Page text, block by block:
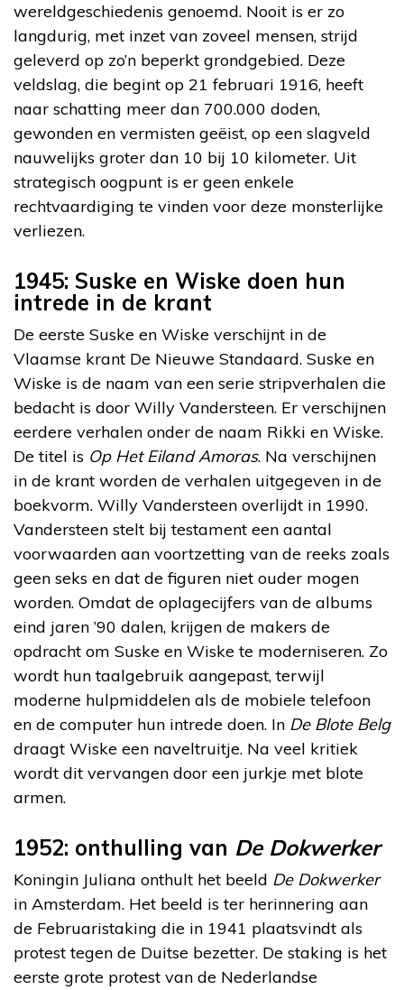
wereldgeschiedenis genoemd. Nooit is er zo
langdurig, met inzet van zoveel mensen, strijd
geleverd op zo’n beperkt grondgebied. Deze
veldslag, die begint op 21 februari 1916, heeft
naar schatting meer dan 700.000 doden,
gewonden en vermisten geëist, op een slagveld
nauwelijks groter dan 10 bij 10 kilometer. Uit
strategisch oogpunt is er geen enkele
rechtvaardiging te vinden voor deze monsterlijke
verliezen.
1945: Suske en Wiske doen hun
intrede in de krant
De eerste Suske en Wiske verschijnt in de
Vlaamse krant De Nieuwe Standaard. Suske en
Wiske is de naam van een serie stripverhalen die
bedacht is door Willy Vandersteen. Er verschijnen
eerdere verhalen onder de naam Rikki en Wiske.
De titel is Op Het Eiland Amoras. Na verschijnen
in de krant worden de verhalen uitgegeven in de
boekvorm. Willy Vandersteen overlijdt in 1990.
Vandersteen stelt bij testament een aantal
voorwaarden aan voortzetting van de reeks zoals
geen seks en dat de figuren niet ouder mogen
worden. Omdat de oplagecijfers van de albums
eind jaren ’90 dalen, krijgen de makers de
opdracht om Suske en Wiske te moderniseren. Zo
wordt hun taalgebruik aangepast, terwijl
moderne hulpmiddelen als de mobiele telefoon
en de computer hun intrede doen. In De Blote Belg
draagt Wiske een naveltruitje. Na veel kritiek
wordt dit vervangen door een jurkje met blote
armen.
1952: onthulling van De Dokwerker
Koningin Juliana onthult het beeld De Dokwerker
in Amsterdam. Het beeld is ter herinnering aan
de Februaristaking die in 1941 plaatsvindt als
protest tegen de Duitse bezetter. De staking is het
eerste grote protest van de Nederlandse